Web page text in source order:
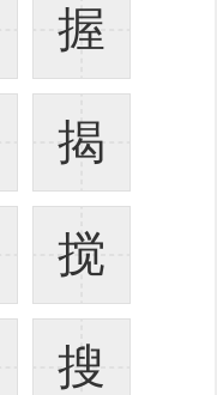
握
揭
搅
搜